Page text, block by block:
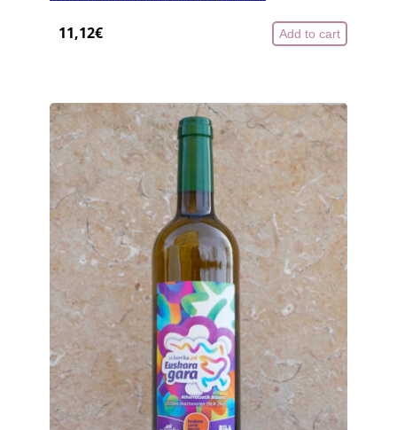
11,12€ Add to cart